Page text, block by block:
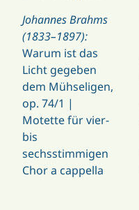
Johannes Brahms
(1833–1897):
Warum ist das
Licht gegeben
dem Mühseligen,
op. 74/1 |
Motette für vier-
bis
sechsstimmigen
Chor a cappella